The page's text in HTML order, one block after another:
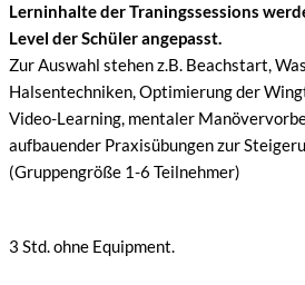
Lerninhalte der Traningssessions
Level der Schüler angepasst.
Zur Auswahl stehen z.B. Beachstart,
Halsentechniken, Optimierung der
Video-Learning, mentaler
aufbauender Praxisübungen zur
(Gruppengröße 1-6 Teilnehmer)
3 Std. ohne Equipment.